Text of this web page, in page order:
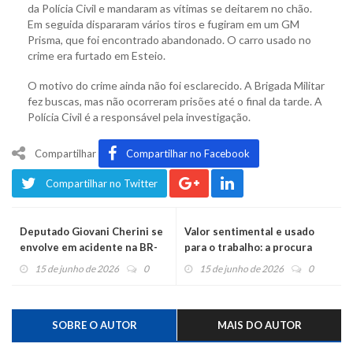
da Polícia Civil e mandaram as vítimas se deitarem no chão.
Em seguida dispararam vários tiros e fugiram em um GM
Prisma, que foi encontrado abandonado. O carro usado no
crime era furtado em Esteio.
O motivo do crime ainda não foi esclarecido. A Brigada Militar
fez buscas, mas não ocorreram prisões até o final da tarde. A
Polícia Civil é a responsável pela investigação.
Compartilhar Compartilhar no Facebook
Compartilhar no Twitter
Deputado Giovani Cherini se
envolve em acidente na BR-
386 em Montenegro
15 de junho de 2026 0
Valor sentimental e usado
para o trabalho: a procura
pelo Fusca furtado no centro
15 de junho de 2026 0
SOBRE O AUTOR MAIS DO AUTOR